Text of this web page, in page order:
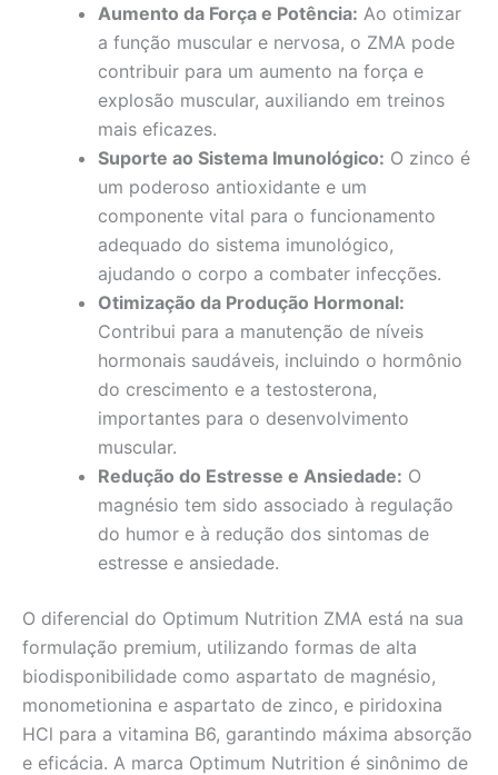
Aumento da Força e Potência: Ao otimizar
a função muscular e nervosa, o ZMA pode
contribuir para um aumento na força e
explosão muscular, auxiliando em treinos
mais eficazes.
Suporte ao Sistema Imunológico: O zinco é
um poderoso antioxidante e um
componente vital para o funcionamento
adequado do sistema imunológico,
ajudando o corpo a combater infecções.
Otimização da Produção Hormonal:
Contribui para a manutenção de níveis
hormonais saudáveis, incluindo o hormônio
do crescimento e a testosterona,
importantes para o desenvolvimento
muscular.
Redução do Estresse e Ansiedade: O
magnésio tem sido associado à regulação
do humor e à redução dos sintomas de
estresse e ansiedade.
O diferencial do Optimum Nutrition ZMA está na sua
formulação premium, utilizando formas de alta
biodisponibilidade como aspartato de magnésio,
monometionina e aspartato de zinco, e piridoxina
HCl para a vitamina B6, garantindo máxima absorção
e eficácia. A marca Optimum Nutrition é sinônimo de